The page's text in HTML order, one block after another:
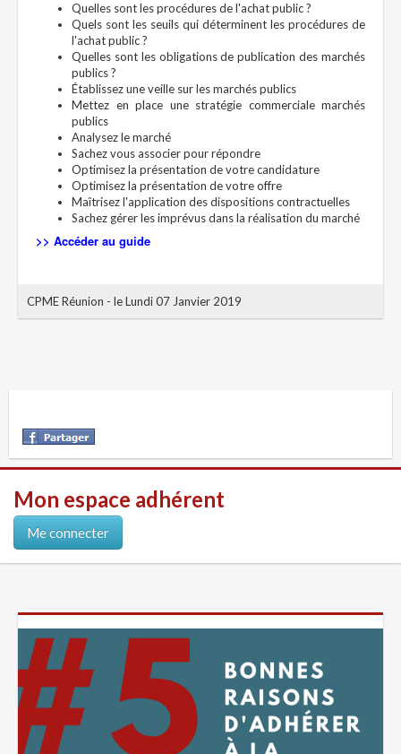
Quelles sont les procédures de l'achat public ?
Quels sont les seuils qui déterminent les procédures de
l'achat public ?
Quelles sont les obligations de publication des marchés
publics ?
Établissez une veille sur les marchés publics
Mettez en place une stratégie commerciale marchés
publics
Analysez le marché
Sachez vous associer pour répondre
Optimisez la présentation de votre candidature
Optimisez la présentation de votre offre
Maîtrisez l'application des dispositions contractuelles
Sachez gérer les imprévus dans la réalisation du marché
>> Accéder au guide
CPME Réunion - le Lundi 07 Janvier 2019
Mon espace adhérent
Me connecter